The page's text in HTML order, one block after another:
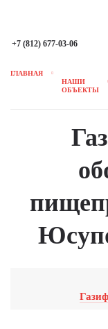
+7 (812) 677-03-06
ГЛАВНАЯ
НАШИ
ОБЪЕКТЫ